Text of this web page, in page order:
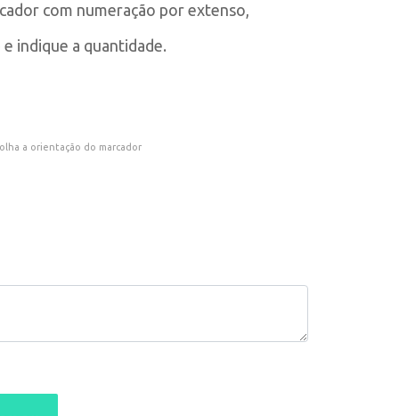
com numeração por extenso,
indique a quantidade.
a orientação do marcador